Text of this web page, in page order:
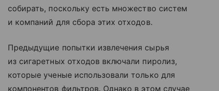
собирать, поскольку есть множество систем
и компаний для сбора этих отходов.
Предыдущие попытки извлечения сырья
из сигаретных отходов включали пиролиз,
которые ученые использовали только для
компонентов фильтров. Однако в этом случае